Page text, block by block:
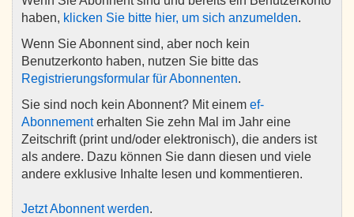
haben, klicken Sie bitte hier, um sich anzumelden.
Wenn Sie Abonnent sind, aber noch kein
Benutzerkonto haben, nutzen Sie bitte das
Registrierungsformular für Abonnenten.
Sie sind noch kein Abonnent? Mit einem ef-
Abonnementerhalten Sie zehn Mal im Jahr eine
Zeitschrift (print und/oder elektronisch), die anders ist
als andere. Dazu können Sie dann diesen und viele
andere exklusive Inhalte lesen und kommentieren.
Jetzt Abonnent werden.